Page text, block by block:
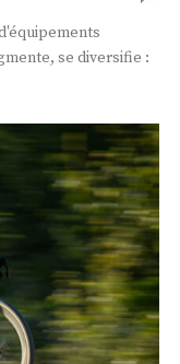
se diversifie :